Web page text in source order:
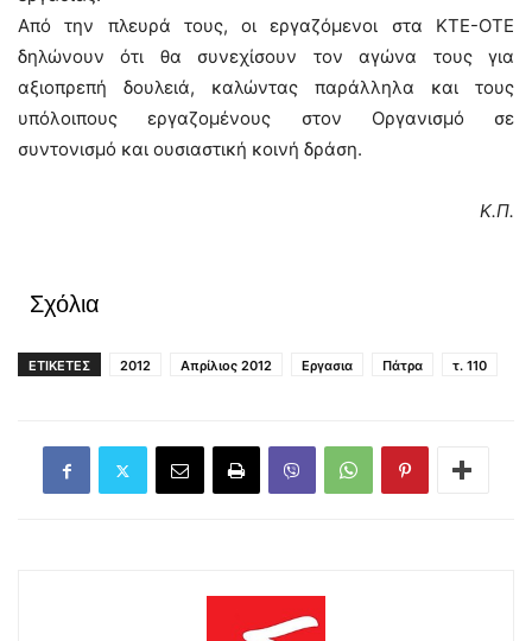
Από την πλευρά τους, οι εργαζόμενοι στα ΚΤΕ-ΟΤΕ
δηλώνουν ότι θα συνεχίσουν τον αγώνα τους για
αξιοπρεπή δουλειά, καλώντας παράλληλα και τους
υπόλοιπους εργαζομένους στον Οργανισμό σε
συντονισμό και ουσιαστική κοινή δράση.
Κ.Π.
Σχόλια
ΕΤΙΚΕΤΕΣ 2012 Απρίλιος 2012 Εργασια Πάτρα τ. 110